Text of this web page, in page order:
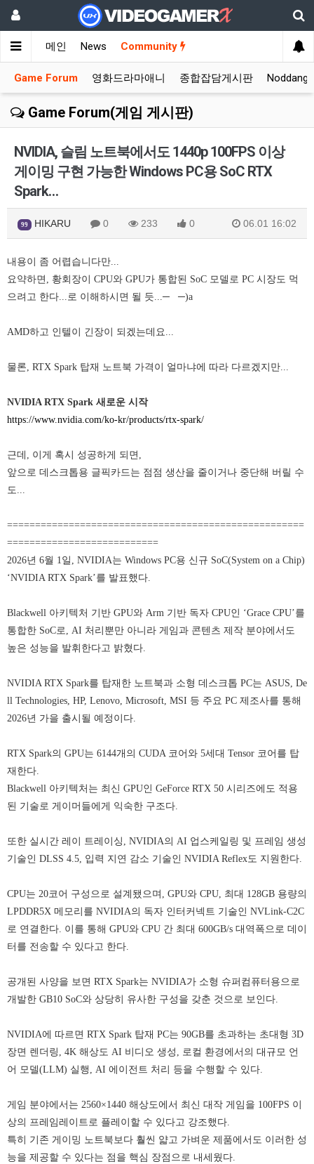
메인 News Community
Game Forum 영화드라마애니 종합잡담게시판 Noddang
Game Forum(게임 게시판)
NVIDIA, 슬림 노트북에서도 1440p 100FPS 이상
게이밍 구현 가능한 Windows PC용 SoC RTX
Spark…
99 HIKARU 0 233 0 06.01 16:02
내용이 좀 어렵습니다만...
요약하면, 황회장이 CPU와 GPU가 통합된 SoC 모델로 PC 시장도 먹
으려고 한다...로 이해하시면 될 듯...─ ─)a
AMD하고 인텔이 긴장이 되겠는데요...
물론, RTX Spark 탑재 노트북 가격이 얼마냐에 따라 다르겠지만...
NVIDIA RTX Spark 새로운 시작
https://www.nvidia.com/ko-kr/products/rtx-spark/
근데, 이게 혹시 성공하게 되면,
앞으로 데스크톱용 글픽카드는 점점 생산을 줄이거나 중단해 버릴 수
도...
=====================================================
===========================
2026년 6월 1일, NVIDIA는 Windows PC용 신규 SoC(System on a Chip)
‘NVIDIA RTX Spark’를 발표했다.
Blackwell 아키텍처 기반 GPU와 Arm 기반 독자 CPU인 ‘Grace CPU’를
통합한 SoC로, AI 처리뿐만 아니라 게임과 콘텐츠 제작 분야에서도
높은 성능을 발휘한다고 밝혔다.
NVIDIA RTX Spark를 탑재한 노트북과 소형 데스크톱 PC는 ASUS, De
ll Technologies, HP, Lenovo, Microsoft, MSI 등 주요 PC 제조사를 통해
2026년 가을 출시될 예정이다.
RTX Spark의 GPU는 6144개의 CUDA 코어와 5세대 Tensor 코어를 탑
재한다.
Blackwell 아키텍처는 최신 GPU인 GeForce RTX 50 시리즈에도 적용
된 기술로 게이머들에게 익숙한 구조다.
또한 실시간 레이 트레이싱, NVIDIA의 AI 업스케일링 및 프레임 생성
기술인 DLSS 4.5, 입력 지연 감소 기술인 NVIDIA Reflex도 지원한다.
CPU는 20코어 구성으로 설계됐으며, GPU와 CPU, 최대 128GB 용량의
LPDDR5X 메모리를 NVIDIA의 독자 인터커넥트 기술인 NVLink-C2C
로 연결한다. 이를 통해 GPU와 CPU 간 최대 600GB/s 대역폭으로 데이
터를 전송할 수 있다고 한다.
공개된 사양을 보면 RTX Spark는 NVIDIA가 소형 슈퍼컴퓨터용으로
개발한 GB10 SoC와 상당히 유사한 구성을 갖춘 것으로 보인다.
NVIDIA에 따르면 RTX Spark 탑재 PC는 90GB를 초과하는 초대형 3D
장면 렌더링, 4K 해상도 AI 비디오 생성, 로컬 환경에서의 대규모 언
어 모델(LLM) 실행, AI 에이전트 처리 등을 수행할 수 있다.
게임 분야에서는 2560×1440 해상도에서 최신 대작 게임을 100FPS 이
상의 프레임레이트로 플레이할 수 있다고 강조했다.
특히 기존 게이밍 노트북보다 훨씬 얇고 가벼운 제품에서도 이러한 성
능을 제공할 수 있다는 점을 핵심 장점으로 내세웠다.